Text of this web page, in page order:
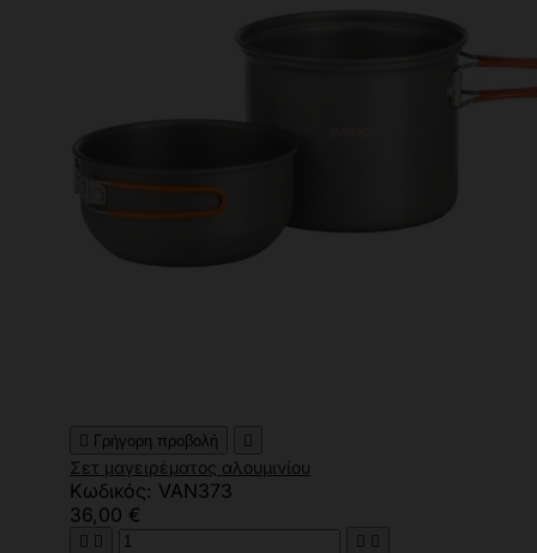
 Γρήγορη προβολή 
Σετ μαγειρέματος αλουμινίου
Κωδικός: VAN373
36,00 €
   